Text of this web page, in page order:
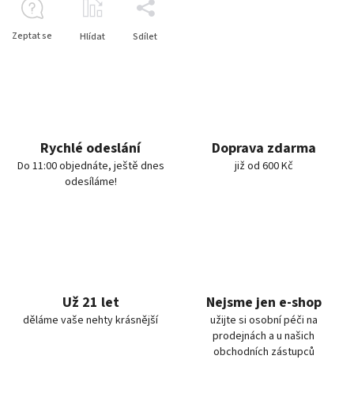
Zeptat se Hlídat Sdílet
Rychlé odeslání
Do 11:00 objednáte, ještě dnes
odesíláme!
Doprava zdarma
již od 600 Kč
Už 21 let
děláme vaše nehty krásnější
Nejsme jen e-shop
užijte si osobní péči na
prodejnách a u našich
obchodních zástupců